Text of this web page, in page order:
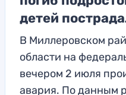
детей
В Миллеровском
области на
вечером 2 июля
авария. По данным